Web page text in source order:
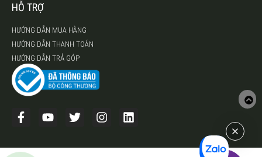
HỖ TRỢ
HƯỚNG DẪN MUA HÀNG
HƯỚNG DẪN THANH TOÁN
HƯỚNG DẪN TRẢ GÓP